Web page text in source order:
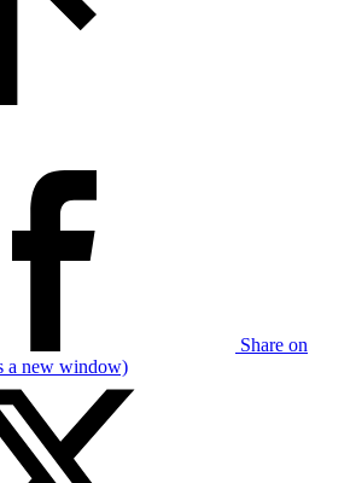
Share on
a new window)